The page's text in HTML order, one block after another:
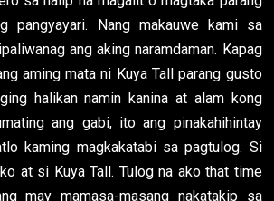
pangyayari. Nang makauwe kami sa
ang aking naramdaman. Kapag
aming mata ni Kuya Tall parang gusto
halikan namin kanina at alam kong
ang gabi, ito ang pinakahihintay
kaming magkakatabi sa pagtulog. Si
at si Kuya Tall. Tulog na ako that time
may mamasa-masang nakatakip sa